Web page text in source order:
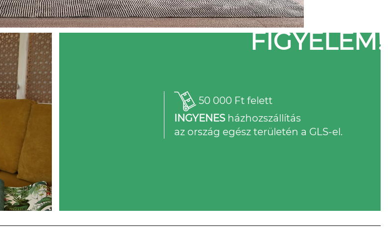
FIGYELEM!
50 000 Ft felett
INGYENESházhozszállítás
az ország egész területén a GLS-el.